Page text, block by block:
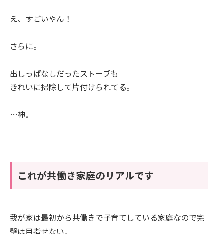
え、すごいやん！
さらに。
出しっぱなしだったストーブも
きれいに掃除して片付けられてる。
…神。
これが共働き家庭のリアルです
我が家は最初から共働きで子育てしている家庭なので完
璧は目指せない。